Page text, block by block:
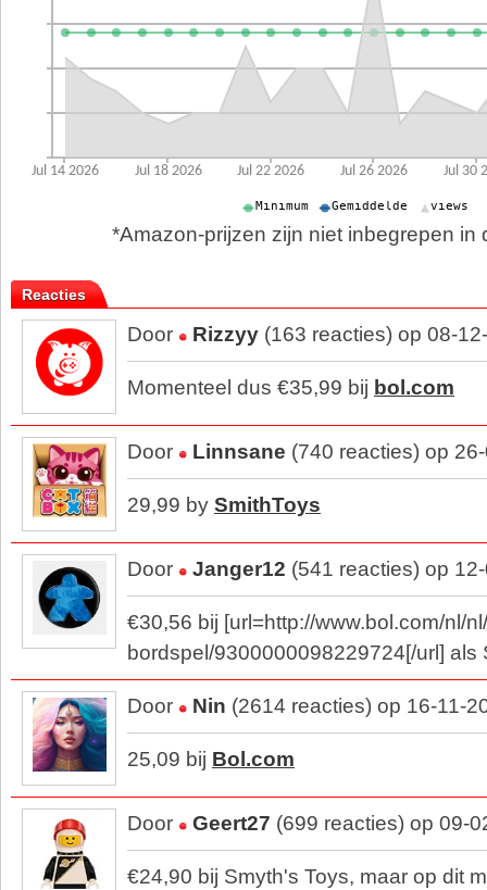
*Amazon-prijzen zijn niet inbegrepen in
Reacties
Door Rizzyy (163 reacties) op 08-
Momenteel dus €35,99 bij bol.com
Door Linnsane (740 reacties) op
29,99 by SmithToys
Door Janger12 (541 reacties) op
€30,56 bij [url=http://www.bol.com/nl/
bordspel/9300000098229724[/url] als
Door Nin (2614 reacties) op 16-11-
25,09 bij Bol.com
Door Geert27 (699 reacties) op 09-
€24,90 bij Smyth's Toys, maar op dit